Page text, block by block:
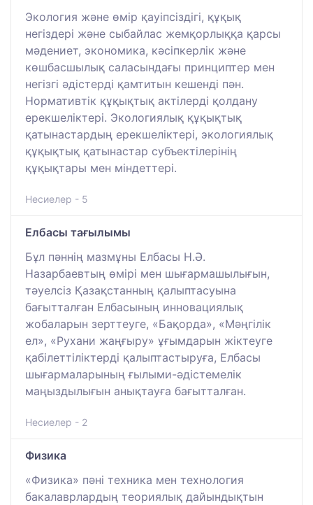
Экология және өмір қауіпсіздігі, құқық
негіздері және сыбайлас жемқорлыққа қарсы
мәдениет, экономика, кәсіпкерлік және
көшбасшылық саласындағы принциптер мен
негізгі әдістерді қамтитын кешенді пән.
Нормативтік құқықтық актілерді қолдану
ерекшеліктері. Экологиялық құқықтық
қатынастардың ерекшеліктері, экологиялық
құқықтық қатынастар субъектілерінің
құқықтары мен міндеттері.
Несиелер - 5
Елбасы тағылымы
Бұл пәннің мазмұны Елбасы Н.Ә.
Назарбаевтың өмірі мен шығармашылығын,
тәуелсіз Қазақстанның қалыптасуына
бағытталған Елбасының инновациялық
жобаларын зерттеуге, «Бақорда», «Мәңгілік
ел», «Рухани жаңғыру» ұғымдарын жіктеуге
қабілеттіліктерді қалыптастыруға, Елбасы
шығармаларының ғылыми-әдістемелік
маңыздылығын анықтауға бағытталған.
Несиелер - 2
Физика
«Физика» пәні техника мен технология
бакалаврлардың теориялық дайындықтын